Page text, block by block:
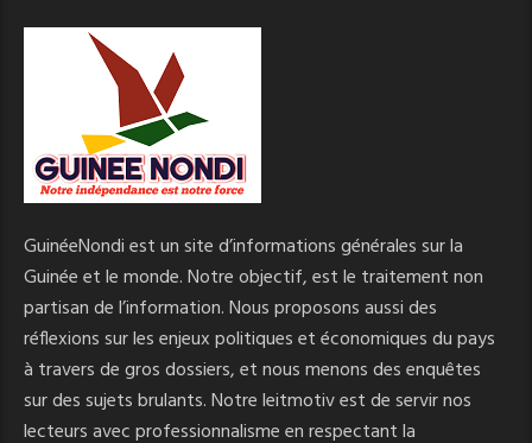
GuinéeNondi est un site d’informations générales sur la
Guinée et le monde. Notre objectif, est le traitement non
partisan de l’information. Nous proposons aussi des
réflexions sur les enjeux politiques et économiques du pays
à travers de gros dossiers, et nous menons des enquêtes
sur des sujets brulants. Notre leitmotiv est de servir nos
lecteurs avec professionnalisme en respectant la